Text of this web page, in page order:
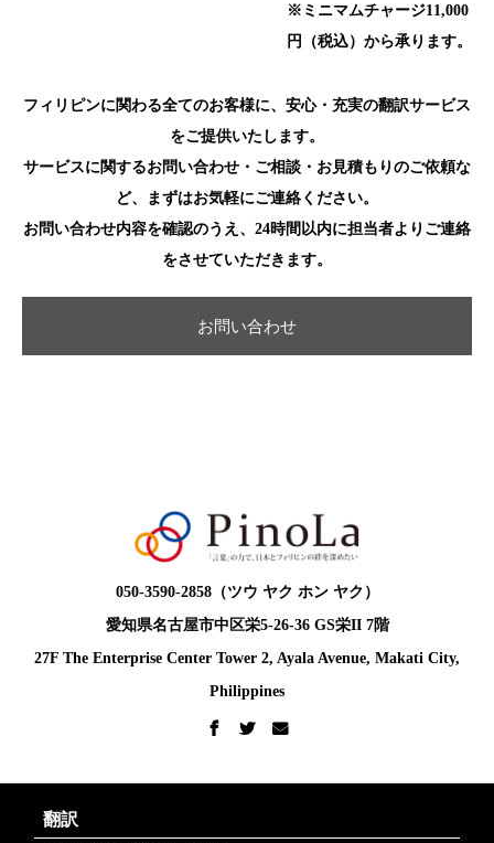
※ミニマムチャージ11,000
円（税込）から承ります。
フィリピンに関わる全てのお客様に、安心・充実の翻訳サービス
をご提供いたします。
サービスに関するお問い合わせ・ご相談・お見積もりのご依頼な
ど、まずはお気軽にご連絡ください。
お問い合わせ内容を確認のうえ、24時間以内に担当者よりご連絡
をさせていただきます。
お問い合わせ
050-3590-2858（ツウ ヤク ホン ヤク）
愛知県名古屋市中区栄5-26-36 GS栄II 7階
27F The Enterprise Center Tower 2, Ayala Avenue, Makati City,
Philippines
翻訳